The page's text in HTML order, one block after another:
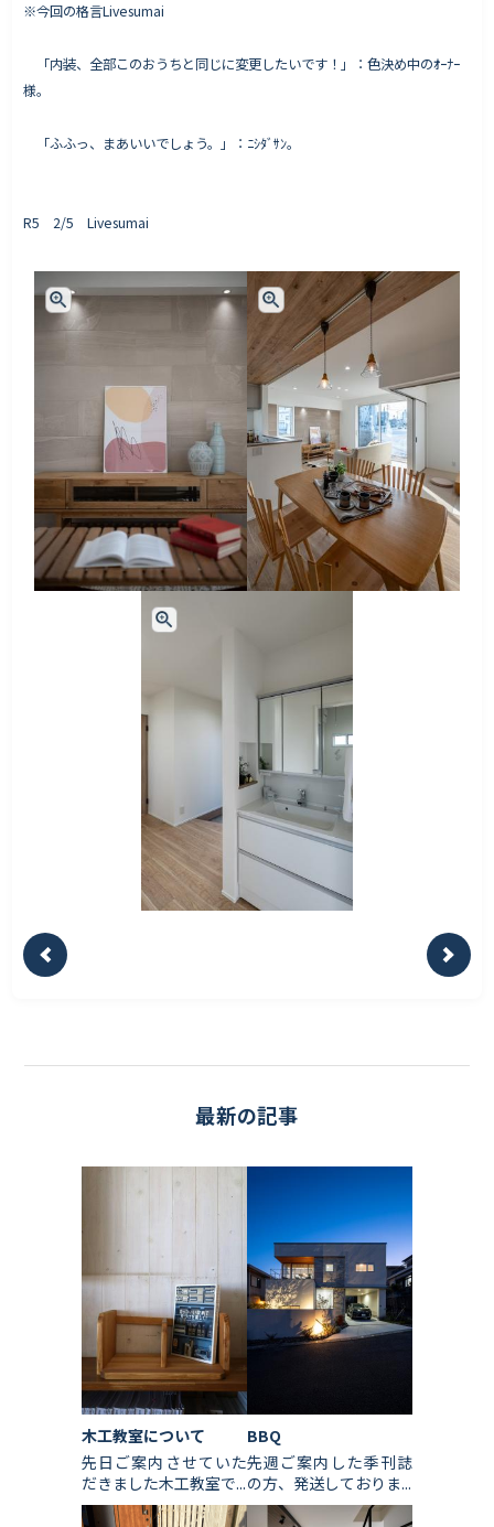
※今回の格言Livesumai
「内装、全部このおうちと同じに変更したいです！」：色決め中のｵｰﾅｰ
様。
「ふふっ、まあいいでしょう。」：ﾆｼﾀﾞｻﾝ。
R5 2/5 Livesumai
最新の記事
木工教室について
先日ご案内させていた
だきました木工教室で...
BBQ
先週ご案内した季刊誌
の方、発送しておりま...